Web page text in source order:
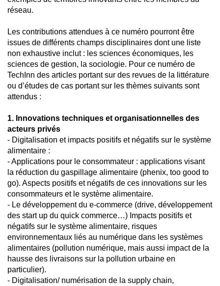
réseau.
Les contributions attendues à ce numéro pourront être
issues de différents champs disciplinaires dont une liste
non exhaustive inclut : les sciences économiques, les
sciences de gestion, la sociologie. Pour ce numéro de
TechInn des articles portant sur des revues de la littérature
ou d’études de cas portant sur les thèmes suivants sont
attendus :
1. Innovations techniques et organisationnelles des
acteurs privés
- Digitalisation et impacts positifs et négatifs sur le système
alimentaire :
- Applications pour le consommateur : applications visant
la réduction du gaspillage alimentaire (phenix, too good to
go). Aspects positifs et négatifs de ces innovations sur les
consommateurs et le système alimentaire.
- Le développement du e-commerce (drive, développement
des start up du quick commerce…) Impacts positifs et
négatifs sur le système alimentaire, risques
environnementaux liés au numérique dans les systèmes
alimentaires (pollution numérique, mais aussi impact de la
hausse des livraisons sur la pollution urbaine en
particulier).
- Digitalisation/ numérisation de la supply chain,